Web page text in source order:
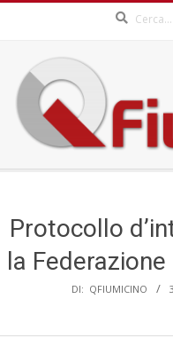
content
Menu
Protocollo
la
DI: QFIUMICINO